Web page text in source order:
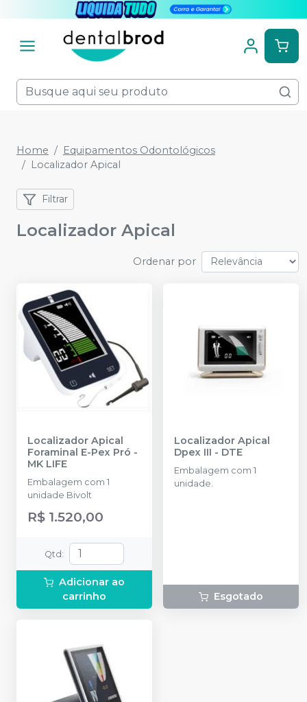
Home
Equipamentos Odontológicos
Localizador Apical
Filtrar
Localizador Apical
Ordenar por
Localizador Apical
Foraminal E-Pex Pró -
MK LIFE
Embalagem com 1
unidade Bivolt
R$ 1.520,00
Qtd:
Adicionar ao
carrinho
Localizador Apical
Dpex III - DTE
Embalagem com 1
unidade.
Esgotado